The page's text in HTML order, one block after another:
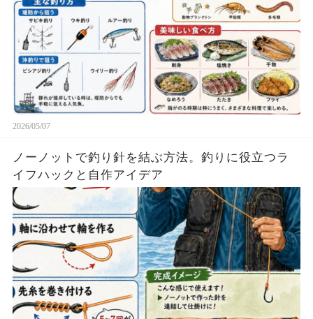
2026/05/07
ノーノットで釣り針を結ぶ方法。釣りに役立つラ
イフハックと自作アイデア